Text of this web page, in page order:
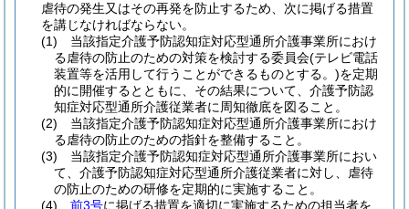
虐待の発生又はその再発を防止するため、次に掲げる措置
を講じなければならない。
(1)
当該指定介護予防認知症対応型通所介護事業所におけ
る虐待の防止のための対策を検討する委員会(テレビ電話
装置等を活用して行うことができるものとする。)を定期
的に開催するとともに、その結果について、介護予防認
知症対応型通所介護従業者に周知徹底を図ること。
(2)
当該指定介護予防認知症対応型通所介護事業所におけ
る虐待の防止のための指針を整備すること。
(3)
当該指定介護予防認知症対応型通所介護事業所におい
て、介護予防認知症対応型通所介護従業者に対し、虐待
の防止のための研修を定期的に実施すること。
(4)
前3号に掲げる措置を適切に実施するための担当者を